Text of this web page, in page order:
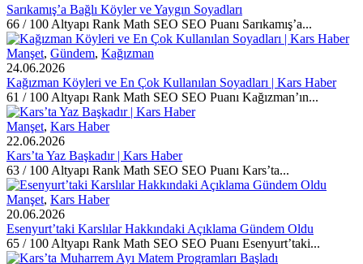
Sarıkamış’a Bağlı Köyler ve Yaygın Soyadları
66 / 100 Altyapı Rank Math SEO SEO Puanı Sarıkamış’a...
Manşet, Gündem, Kağızman
24.06.2026
Kağızman Köyleri ve En Çok Kullanılan Soyadları | Kars Haber
61 / 100 Altyapı Rank Math SEO SEO Puanı Kağızman’ın...
Manşet, Kars Haber
22.06.2026
Kars’ta Yaz Başkadır | Kars Haber
63 / 100 Altyapı Rank Math SEO SEO Puanı Kars’ta...
Manşet, Kars Haber
20.06.2026
Esenyurt’taki Karslılar Hakkındaki Açıklama Gündem Oldu
65 / 100 Altyapı Rank Math SEO SEO Puanı Esenyurt’taki...